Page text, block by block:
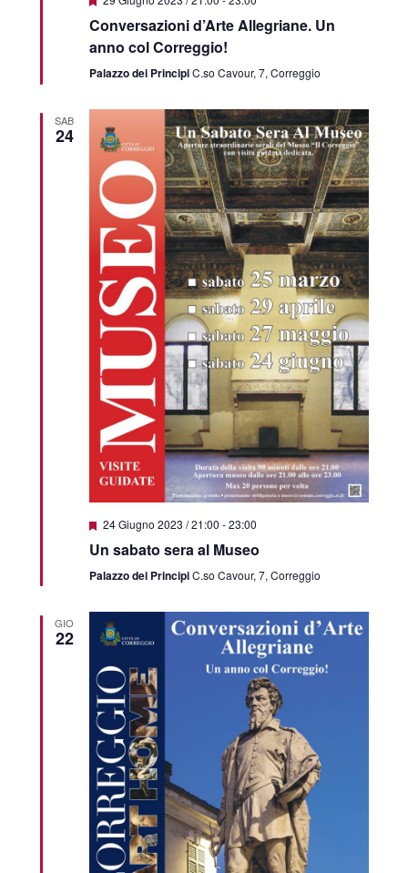
Conversazioni d’Arte Allegriane. Un
anno col Correggio!
Palazzo dei PrincipiC.so Cavour, 7, Correggio
SAB
24
Featured
24 Giugno 2023 / 21:00 -23:00
Un sabato sera al Museo
Palazzo dei PrincipiC.so Cavour, 7, Correggio
GIO
22